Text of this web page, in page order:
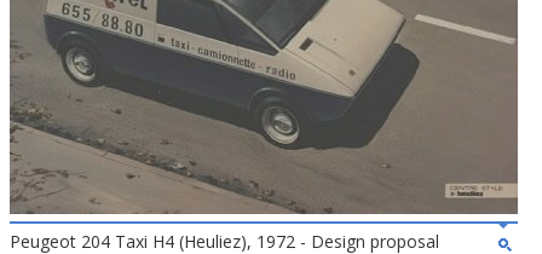
Peugeot 204 Taxi H4 (Heuliez), 1972 - Design proposal